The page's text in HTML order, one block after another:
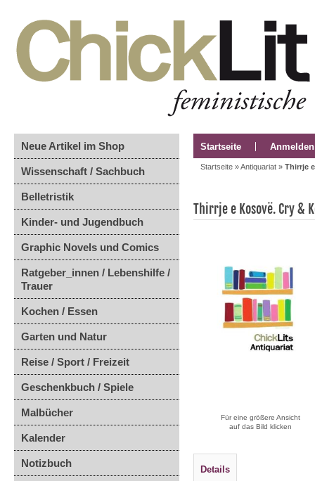
Neue Artikel im Shop
Wissenschaft / Sachbuch
Belletristik
Kinder- und Jugendbuch
Graphic Novels und Comics
Ratgeber_innen / Lebenshilfe /
Trauer
Kochen / Essen
Garten und Natur
Reise / Sport / Freizeit
Geschenkbuch / Spiele
Malbücher
Kalender
Notizbuch
Startseite Anmelden
Startseite »Antiquariat » Thirrje
Thirrje e Kosovë. Cry &
Für eine größere Ansicht
auf das Bild klicken
Details